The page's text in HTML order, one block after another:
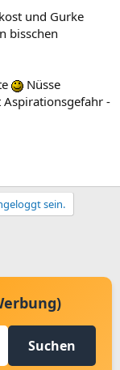
und Gurke
bisschen
Nüsse
Aspirationsgefahr -
sein.
Suchen